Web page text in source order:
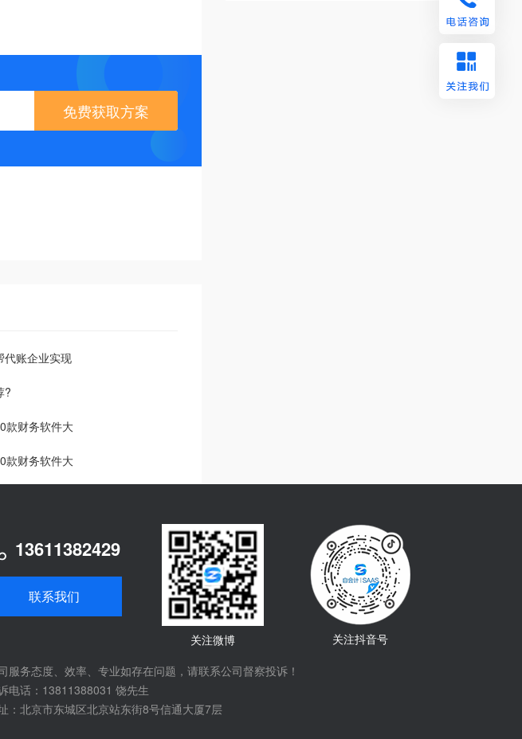
免费获取方案
代账企业实现
?
款财务软件大
款财务软件大
13611382429
联系我们
关注微博
关注抖音号
服务态度、效率、专业如存在问题，请联系公司督察投诉！
电话：13811388031 饶先生
：北京市东城区北京站东街8号信通大厦7层